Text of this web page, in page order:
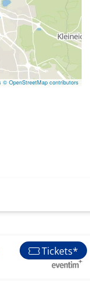
© OpenStreetMap contributors
Tickets*